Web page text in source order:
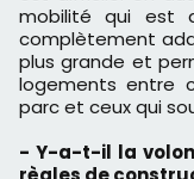
mobilité qui est
complètement
plus grande et
logements entre
parc et ceux qui
- Y-a-t-il la